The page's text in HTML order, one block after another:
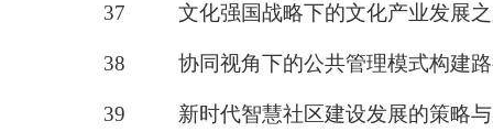
37 文化强国战略下的文化产业发展
38 协同视角下的公共管理模式构建
39 新时代智慧社区建设发展的策略